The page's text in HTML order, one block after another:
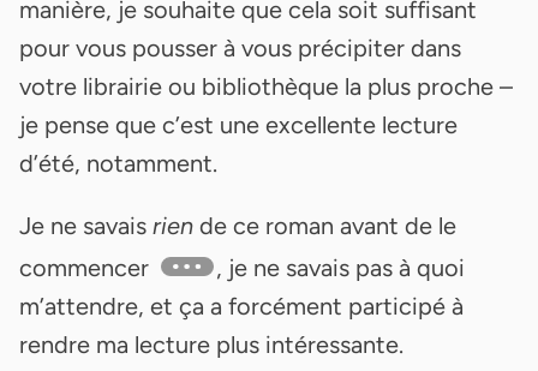
manière, je souhaite que cela soit suffisant
pour vous pousser à vous précipiter dans
votre librairie ou bibliothèque la plus proche –
je pense que c’est une excellente lecture
d’été, notamment.
Je ne savais rien de ce roman avant de le
commencer
, je ne savais pas à quoi
m’attendre, et ça a forcément participé à
rendre ma lecture plus intéressante.